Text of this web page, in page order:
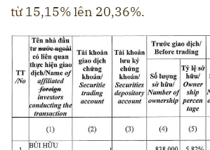
từ 15,15% lên 20,36%.